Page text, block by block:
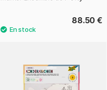
88.50 €